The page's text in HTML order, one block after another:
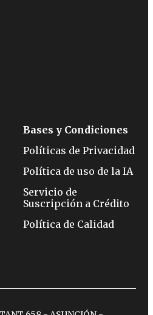
Bases y Condiciones
Políticas de Privacidad
Política de uso de la IA
Servicio de
Suscripción a Crédito
Política de Calidad